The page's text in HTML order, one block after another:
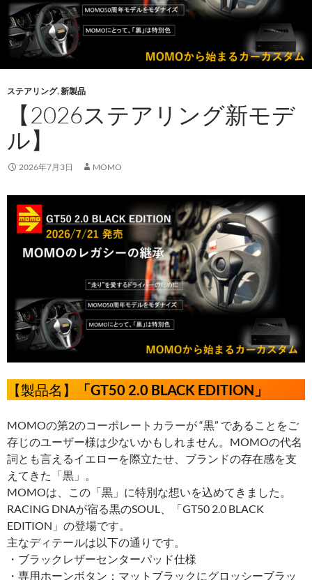
ステアリング,新製品
【2026ステアリング新モデ
ル】
2026年7月3日 MOMO
【製品名】 「GT50 2.0 BLACK EDITION」
MOMOの第2のコーポレートカラーが “黒” であることをご
存じのユーザー様は少ないかもしれません。MOMOの代名
詞とも言えるイエローを際立たせ、ブランドの存在感を支
えてきた「黒」。
MOMOは、この「黒」に特別な想いを込めてきました。
RACING DNAが宿る黒のSOUL、「GT50 2.0 BLACK
EDITION」の登場です。
主なディテールは以下の通りです。
・ブラックレザーセンターパッド仕様
・専用ホーンボタン：マットブラックにグロッシーブラッ